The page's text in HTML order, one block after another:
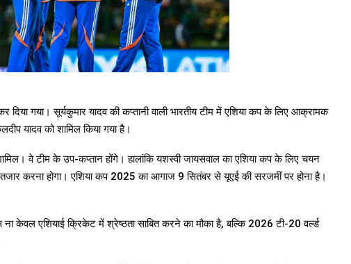
दिया गया। सूर्यकुमार यादव की कप्तानी वाली भारतीय टीम में एशिया कप के लिए आक्रामक
यादव को शामिल किया गया है।
वे टीम के उप-कप्तान होंगे। हालांकि यशस्वी जायसवाल का एशिया कप के लिए चयन
करना होगा। एशिया कप 2025 का आगाज 9 सितंबर से यूएई की सरजमीं पर होना है।
केवल एशियाई क्रिकेट में श्रेष्ठता साबित करने का मौका है, बल्कि 2026 टी-20 वर्ल्ड